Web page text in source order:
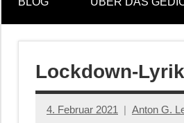
von
DAS
Zeitschrift
für
Lyrik,
Essay
Lockdown-
4. Februar 2021 Anton G.